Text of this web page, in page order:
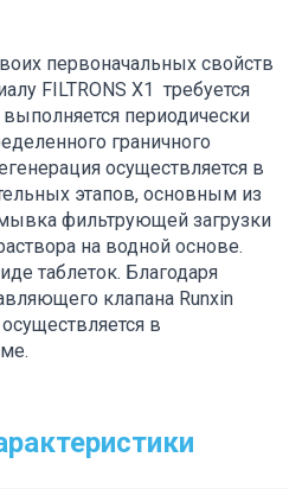
первоначальных свойств
FILTRONS X1 требуется
периодически
граничного
осуществляется в
этапов, основным из
фильтрующей загрузки
на водной основе.
таблеток. Благодаря
клапана Runxin
в